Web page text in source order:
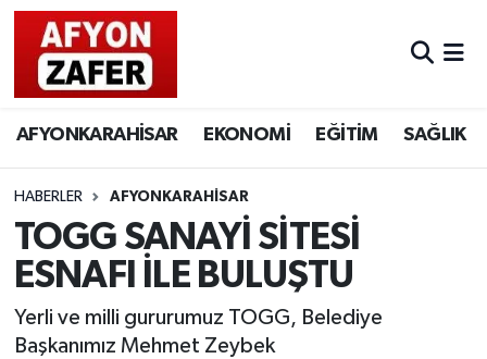
AFYONKARAHİSAR EKONOMİ EĞİTİM SAĞLIK
HABERLER AFYONKARAHİSAR
TOGG SANAYİ SİTESİ
ESNAFI İLE BULUŞTU
Yerli ve milli gururumuz TOGG, Belediye
Başkanımız Mehmet Zeybek